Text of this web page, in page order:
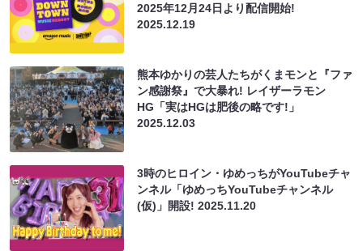
2025年12月24日より配信開始!
2025.12.19
熊本ゆかりの芸人たちがくまモンと『ファ
ン感謝祭』で大暴れ! レイザーラモン
HG「実はHGは肥後の略です!」
2025.12.03
3時のヒロイン・ゆめっちがYouTubeチャ
ンネル「ゆめっちYouTubeチャンネル
(仮)」開設!2025.11.20